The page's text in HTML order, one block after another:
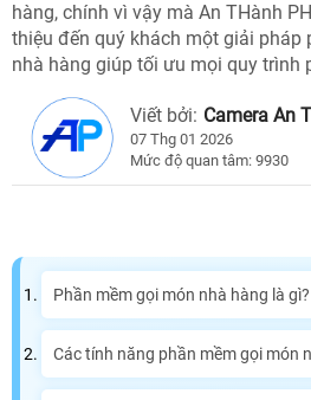
hàng, chính vì vậy mà An THành
thiệu đến quý khách một giải pháp
nhà hàng giúp tối ưu mọi quy trình
Viết bởi: Camera An
07 Thg 01 2026
Mức độ quan tâm: 9930
Phần mềm gọi món nhà hàng là gì?
Các tính năng phần mềm gọi món